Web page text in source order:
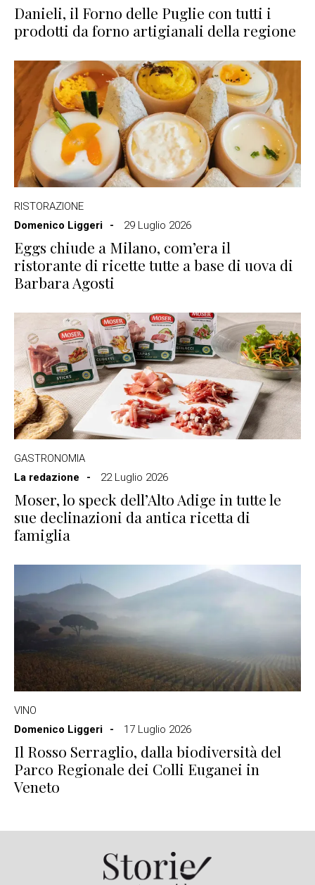
Danieli, il Forno delle Puglie con tutti i
prodotti da forno artigianali della regione
RISTORAZIONE
Domenico Liggeri
29 Luglio 2026
Eggs chiude a Milano, com’era il
ristorante di ricette tutte a base di uova di
Barbara Agosti
GASTRONOMIA
La redazione
22 Luglio 2026
Moser, lo speck dell’Alto Adige in tutte le
sue declinazioni da antica ricetta di
famiglia
VINO
Domenico Liggeri
17 Luglio 2026
Il Rosso Serraglio, dalla biodiversità del
Parco Regionale dei Colli Euganei in
Veneto